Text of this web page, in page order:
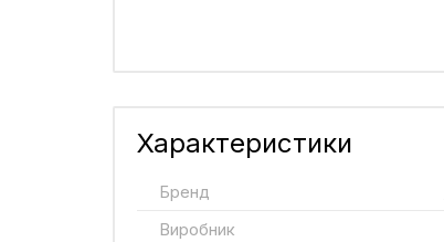
Характеристики
Бренд
Виробник